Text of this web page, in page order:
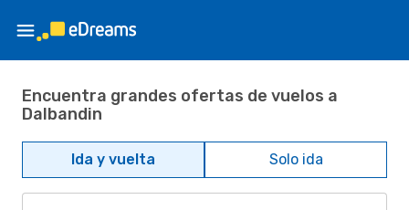
Encuentra grandes ofertas de vuelos a
Dalbandin
Ida y vuelta Solo ida